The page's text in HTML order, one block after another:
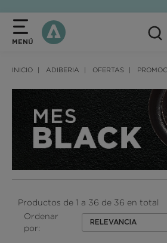
MENÚ
INICIO ADIBERIA OFERTAS
Productos de 1 a 36 de 36 en total
Ordenar
por:
RELEVANCIA